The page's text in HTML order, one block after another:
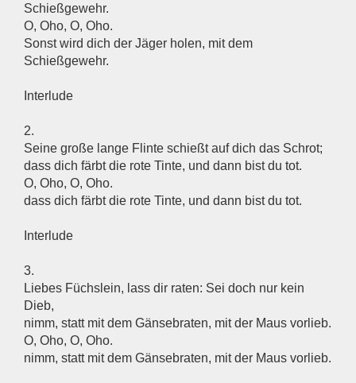
Schießgewehr.
O, Oho, O, Oho.
Sonst wird dich der Jäger holen, mit dem
Schießgewehr.
Interlude
2.
Seine große lange Flinte schießt auf dich das Schrot;
dass dich färbt die rote Tinte, und dann bist du tot.
O, Oho, O, Oho.
dass dich färbt die rote Tinte, und dann bist du tot.
Interlude
3.
Liebes Füchslein, lass dir raten: Sei doch nur kein
Dieb,
nimm, statt mit dem Gänsebraten, mit der Maus vorlieb.
O, Oho, O, Oho.
nimm, statt mit dem Gänsebraten, mit der Maus vorlieb.